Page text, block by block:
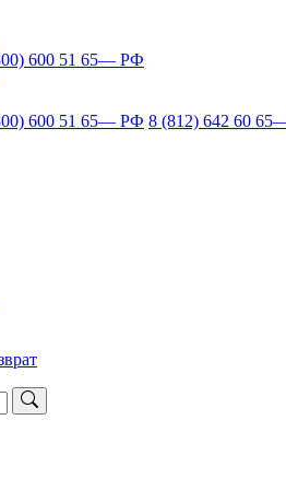
600 51 65— РФ
600 51 65— РФ 8 (812) 642 60 65—